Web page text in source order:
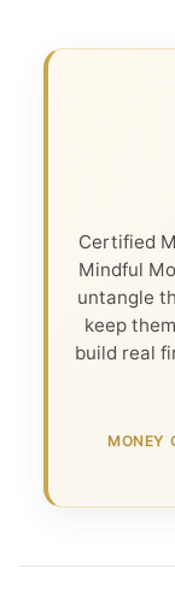
Certified
Mindful
untangle
keep
build real
MONEY